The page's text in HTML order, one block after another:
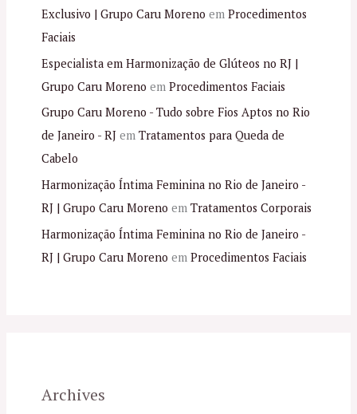
Exclusivo | Grupo Caru Moreno em Procedimentos
Faciais
Especialista em Harmonização de Glúteos no RJ |
Grupo Caru Moreno em Procedimentos Faciais
Grupo Caru Moreno - Tudo sobre Fios Aptos no Rio
de Janeiro - RJem Tratamentos para Queda de
Cabelo
Harmonização Íntima Feminina no Rio de Janeiro -
RJ | Grupo Caru Moreno em Tratamentos Corporais
Harmonização Íntima Feminina no Rio de Janeiro -
RJ | Grupo Caru Moreno em Procedimentos Faciais
Archives